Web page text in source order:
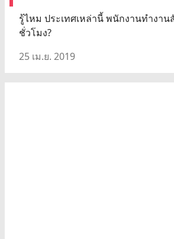
รู้ไหม ประเทศเหล่านี้ พนักงานทำงา
ชั่วโมง?
25 เม.ย. 2019